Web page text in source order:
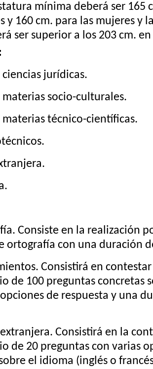
mínima deberá ser 165
y 160 cm. para las mujeres y
ser superior a los 203 cm. en
ciencias jurídicas.
materias socio-culturales.
materias técnico-científicas.
Consiste en la realización
ortografía con una duración
Consistirá en
de 100 preguntas concretas
de respuesta y una
Consistirá en la
de 20 preguntas con varias
el idioma (inglés o